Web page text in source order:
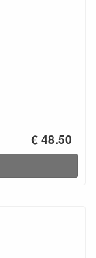
€ 48.50